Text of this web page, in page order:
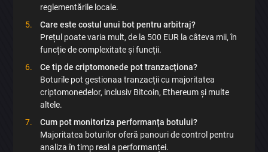
reglementările locale.
Care este costul unui bot pentru arbitraj?
Prețul poate varia mult, de la 500 EUR la câteva mii, în
funcție de complexitate și funcții.
Ce tip de criptomonede pot tranzacționa?
Boturile pot gestionaa tranzacții cu majoritatea
criptomonedelor, inclusiv Bitcoin, Ethereum și multe
altele.
Cum pot monitoriza performanța botului?
Majoritatea boturilor oferă panouri de control pentru
analiza în timp real a performanței.